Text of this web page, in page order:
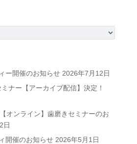
ー開催のお知らせ 2026年7月12日
ナー【アーカイブ配信】決定！
オンライン】歯磨きセミナーのお
日
開催のお知らせ 2026年5月1日